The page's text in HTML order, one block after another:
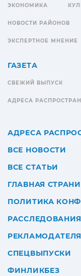
ЭКОНОМИКА
НОВОСТИ РАЙОНОВ
ЭКСПЕРТНОЕ МНЕНИЕ
ГАЗЕТА
СВЕЖИЙ ВЫПУСК
АДРЕСА
АДРЕСА
ВСЕ НОВОСТИ
ВСЕ СТАТЬИ
ГЛАВНАЯ
ПОЛИТИКА
РАССЛЕДОВАНИЯ
СПЕЦВЫПУСКИ
ФИНЛИКБЕЗ